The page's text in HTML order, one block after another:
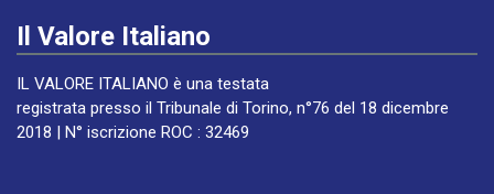
Il Valore Italiano
IL VALORE ITALIANO è una testata
registrata presso il Tribunale di Torino, n°76 del 18 dicembre
2018 | N° iscrizione ROC : 32469